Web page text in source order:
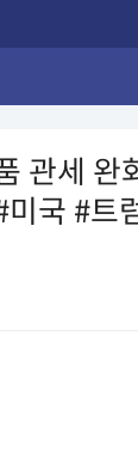
관세 완
국 #트